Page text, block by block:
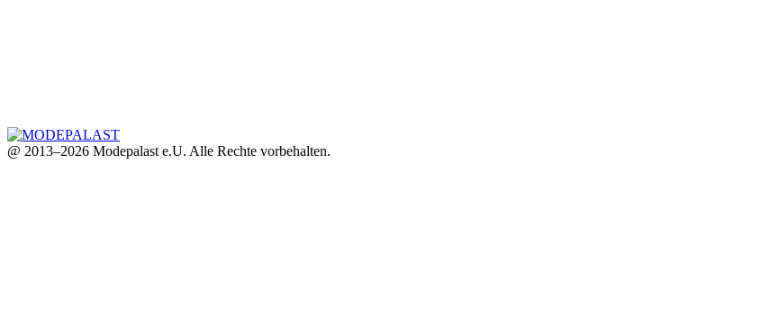
@ 2013–2026 Modepalast e.U. Alle Rechte vorbehalten.